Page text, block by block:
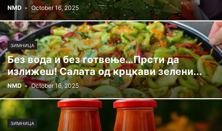
NMD - October 16, 2025
ЗИМНИЦА
Без вода и без готвење…Прсти да
излижеш! Салата од крцкави зелени...
NMD - October 16, 2025
ЗИМНИЦА